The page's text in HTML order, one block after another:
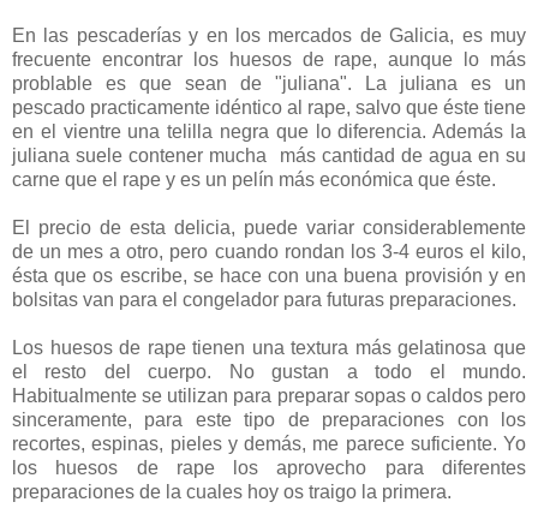
En las pescaderías y en los mercados de Galicia, es muy
frecuente encontrar los huesos de rape, aunque lo más
problable es que sean de "juliana". La juliana es un
pescado practicamente idéntico al rape, salvo que éste tiene
en el vientre una telilla negra que lo diferencia. Además la
juliana suele contener mucha más cantidad de agua en su
carne que el rape y es un pelín más económica que éste.
El precio de esta delicia, puede variar considerablemente
de un mes a otro, pero cuando rondan los 3-4 euros el kilo,
ésta que os escribe, se hace con una buena provisión y en
bolsitas van para el congelador para futuras preparaciones.
Los huesos de rape tienen una textura más gelatinosa que
el resto del cuerpo. No gustan a todo el mundo.
Habitualmente se utilizan para preparar sopas o caldos pero
sinceramente, para este tipo de preparaciones con los
recortes, espinas, pieles y demás, me parece suficiente. Yo
los huesos de rape los aprovecho para diferentes
preparaciones de la cuales hoy os traigo la primera.